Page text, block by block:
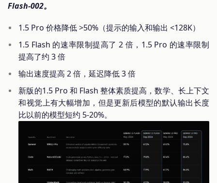
Flash-002。
1.5 Pro 价格降低 >50%（提示的输入和输出 <128K）
1.5 Flash 的速率限制提高了 2 倍，1.5 Pro 的速率限制
提高了约 3 倍
输出速度提高 2 倍，延迟降低 3 倍
新版的1.5 Pro 和 Flash 整体素质提高，数学、长上下文
和视觉上有大幅增加，但是更新后模型的默认输出长度
比以前的模型短约 5-20%。